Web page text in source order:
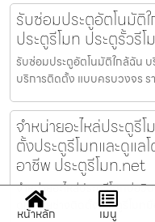
รับซ่อมประตูอัตโนมัติ
ประตูรีโมท ประตูรั้วรี
รับซ่อมประตูอัตโนมัติใกล้ฉัน บ
บริการติดตั้ง แบบครบวงจร
จำหน่ายอะไหล่ประตู
ตั้งประตูรีโมทและดูแ
อาชีพ ประตูรีโมท.net
จำหน่ายอะไหล่ประตูรีโมทบ่อ
ดูแลโดยช่างติดตั้งประตูรีโม
หน้าหลัก เมนู